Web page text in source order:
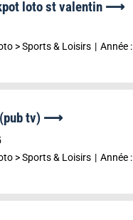
loto st valentin ⟶
>Sports & Loisirs Année :
(pub tv) ⟶
>Sports & Loisirs Année :